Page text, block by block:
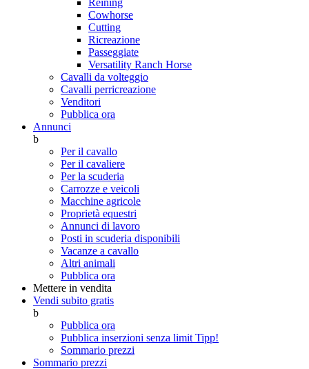
Reining
Cowhorse
Cutting
Ricreazione
Passeggiate
Versatility Ranch Horse
Cavalli da volteggio
Cavalli perricreazione
Venditori
Pubblica ora
Annunci
b
Per il cavallo
Per il cavaliere
Per la scuderia
Carrozze e veicoli
Macchine agricole
Proprietà equestri
Annunci di lavoro
Posti in scuderia disponibili
Vacanze a cavallo
Altri animali
Pubblica ora
Mettere in vendita
Vendi subito gratis
b
Pubblica ora
Pubblica inserzioni senza limit Tipp!
Sommario prezzi
Sommario prezzi